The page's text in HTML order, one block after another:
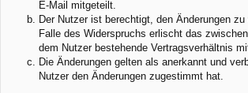
E-Mail mitgeteilt.
Der Nutzer ist berechtigt, den Änderungen
Falle des Widerspruchs erlischt das
dem Nutzer bestehende Vertragsverhältnis
Die Änderungen gelten als anerkannt und
Nutzer den Änderungen zugestimmt hat.